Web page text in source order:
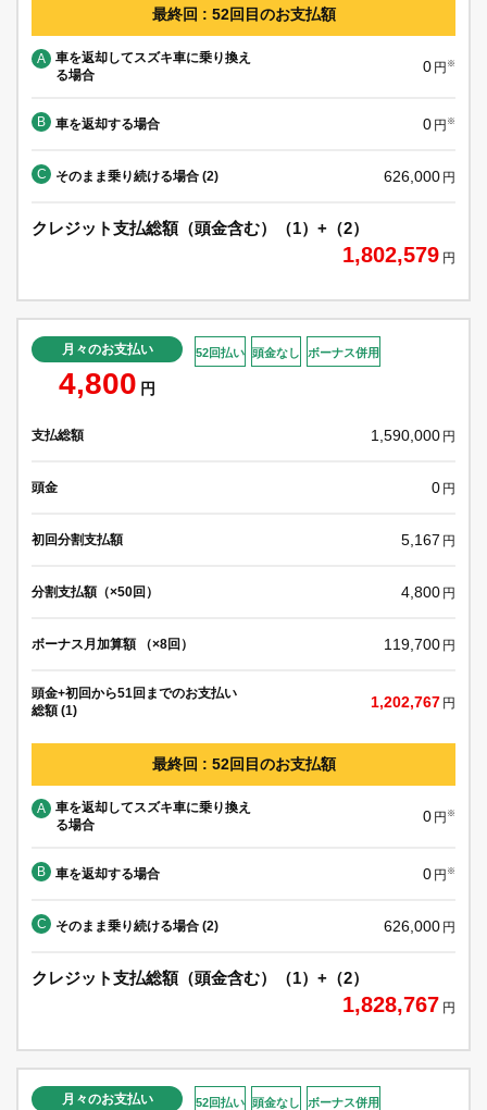
最終回 : 52回目のお支払額
A
車を返却してスズキ車に乗り換え
る場合
0 円 ※
B 車を返却する場合 0 円 ※
C そのまま乗り続ける場合 (2) 626,000 円
クレジット支払総額（頭金含む）（1）+（2）
1,802,579 円
月々のお支払い
4,800 円
52回払い 頭金なし ボーナス併用
支払総額 1,590,000 円
頭金 0 円
初回分割支払額 5,167 円
分割支払額（×50回） 4,800 円
ボーナス月加算額 （×8回） 119,700 円
頭金+初回から51回までのお支払い
総額 (1)
1,202,767 円
最終回 : 52回目のお支払額
A
車を返却してスズキ車に乗り換え
る場合
0 円 ※
B 車を返却する場合 0 円 ※
C そのまま乗り続ける場合 (2) 626,000 円
クレジット支払総額（頭金含む）（1）+（2）
1,828,767 円
月々のお支払い 52回払い 頭金なし ボーナス併用